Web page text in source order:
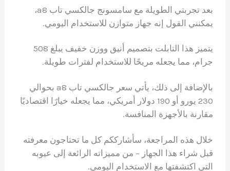
بعد تجربتي الطويلة مع سامسونج جالكسي تاب a8،
يمكنني القول إنه جهاز متوازن للاستخدام اليومي.
يتميز هذا التابلت بتصميم أنيق ووزن خفيف يبلغ 508
جرام، مما يجعله مريحًا للاستخدام لفترات طويلة.
بالإضافة إلى ذلك، يأتي سعر جالكسي تاب a8 بحوالي
230 يورو أو 190 دولار أمريكي، مما يجعله خيارًا اقتصاديًا
مقارنة بالأجهزة المنافسة.
خلال هذه المراجعة، سأشارككم كل ما تحتاجون معرفته
قبل شراء هذا الجهاز – من مميزاته الرائعة إلى عيوبه
التي اكتشفتها مع الاستخدام اليومي.